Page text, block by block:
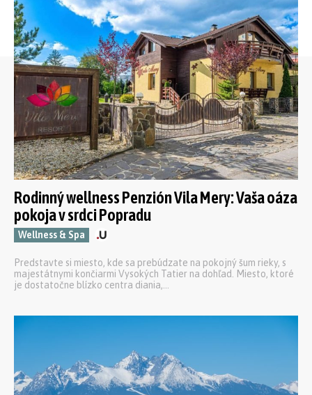
Rodinný wellness Penzión Vila Mery: Vaša oáza
pokoja v srdci Popradu
Wellness & Spa
Predstavte si miesto, kde sa prebúdzate na pokojný šum rieky, s
majestátnymi končiarmi Vysokých Tatier na dohľad. Miesto, ktoré
je dostatočne blízko centra diania,...